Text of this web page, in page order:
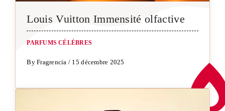
Louis Vuitton Immensité olfactive
PARFUMS CÉLÈBRES
By Fragrencia / 15 décembre 2025